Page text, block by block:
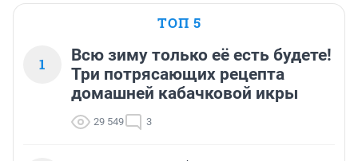
ТОП 5
1
Всю зиму только её есть будете!
Три потрясающих рецепта
домашней кабачковой икры
29 549 3